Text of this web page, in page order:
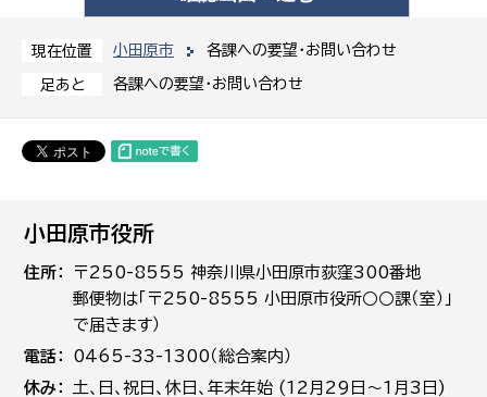
現在位置 小田原市 各課への要望・お問い合わせ
足あと 各課への要望・お問い合わせ
小田原市役所
住所
〒250-8555 神奈川県小田原市荻窪300番地
郵便物は「〒250-8555 小田原市役所○○課（室）」
で届きます）
電話
0465-33-1300（総合案内）
休み
土､日､祝日、休日、年末年始 (12月29日～1月3日)